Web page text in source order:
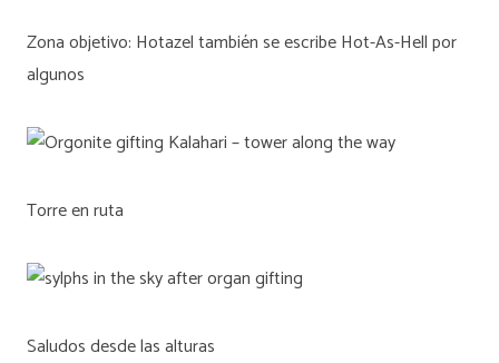
Zona objetivo: Hotazel también se escribe Hot-As-Hell por
algunos
Torre en ruta
Saludos desde las alturas